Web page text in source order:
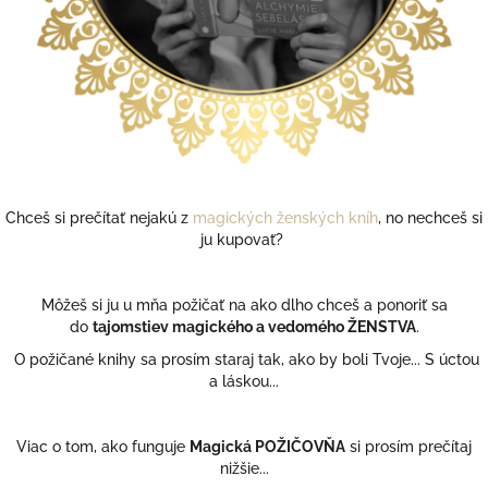
Chceš si prečítať nejakú z magických ženských kníh, no nechceš si
ju kupovať?
Môžeš si ju u mňa požičať na ako dlho chceš a ponoriť sa
do tajomstiev magického a vedomého ŽENSTVA.
O požičané knihy sa prosím staraj tak, ako by boli Tvoje... S úctou
a láskou...
Viac o tom, ako funguje Magická POŽIČOVŇA si prosím prečítaj
nižšie...